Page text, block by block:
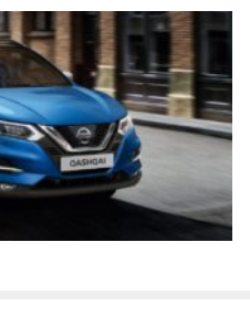
генерации, так и о
третьего поколения,